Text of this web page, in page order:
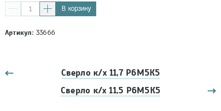
В корзину
Артикул:33666
Сверло к/х 11,7 Р6М5К5
Сверло к/х 11,5 Р6М5К5